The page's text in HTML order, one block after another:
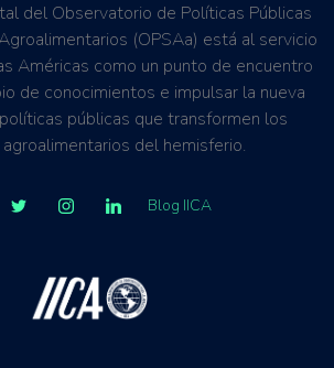
del Observatorio de Políticas Públicas
(OPSAa) está al servicio
Américas como un punto de encuentro
de conocimientos e impulsar la nueva
públicas que transformen los
del hemisferio.
Blog IICA